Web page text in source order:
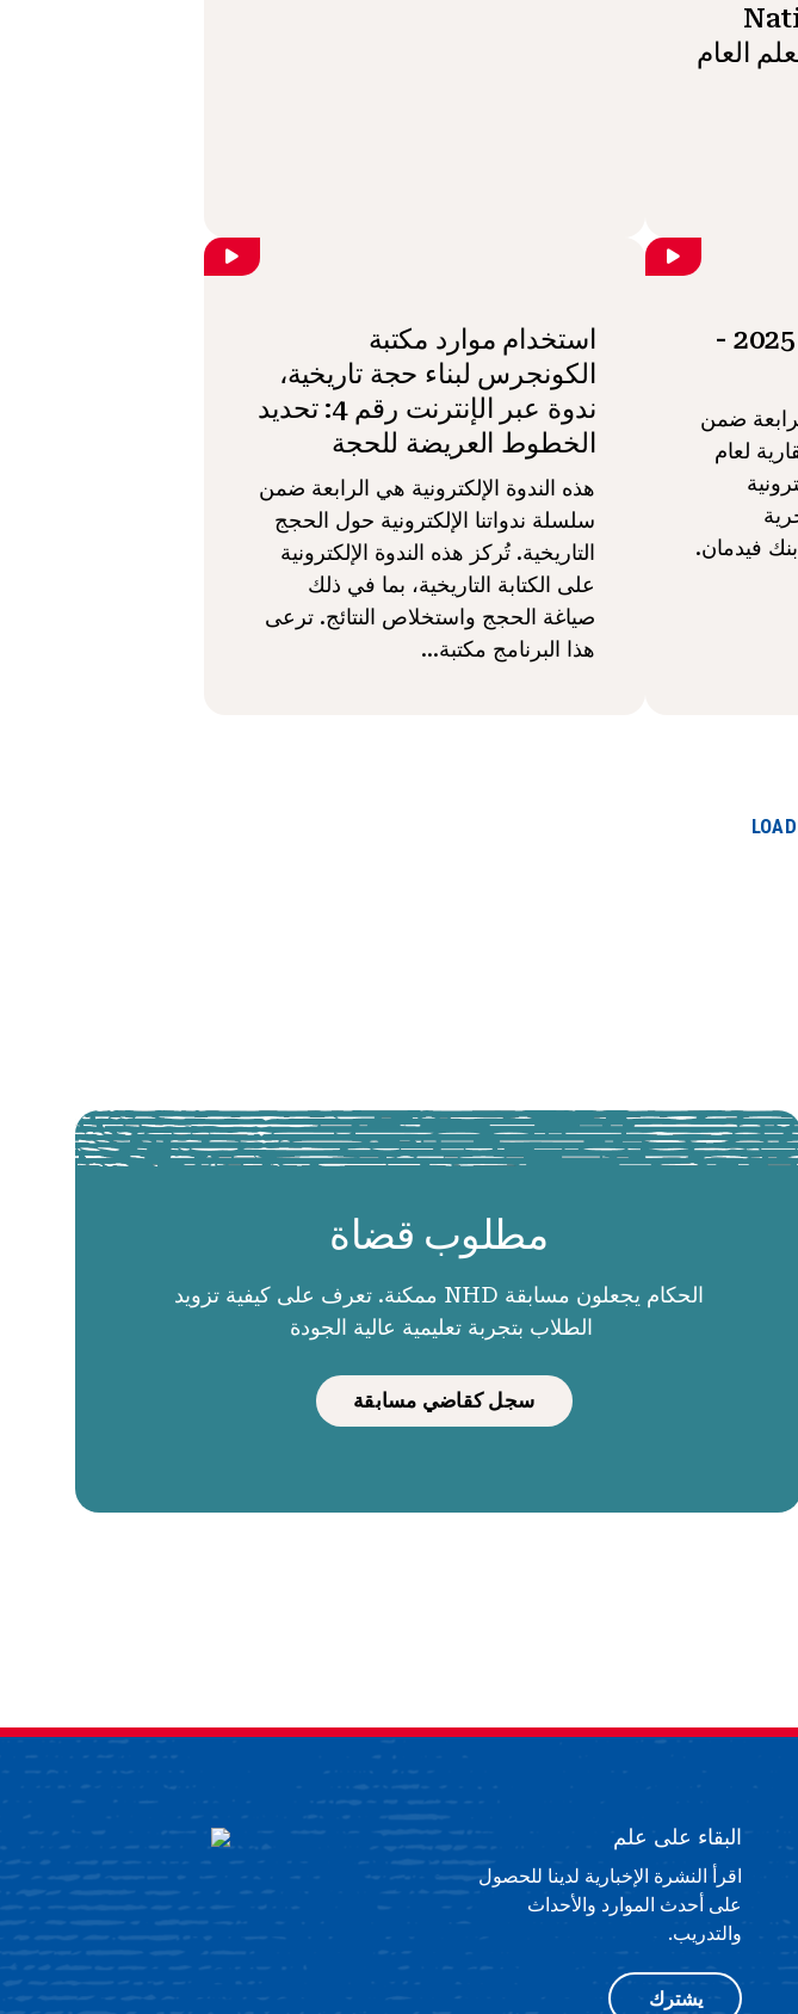
العام
مؤتمر الشباب القاري 2025 -
ضمن
لعام
فيدمان.
استخدام موارد مكتبة
الكونجرس لبناء حجة تاريخية،
ندوة عبر الإنترنت رقم 4: تحديد
الخطوط العريضة للحجة
هذه الندوة الإلكترونية هي الرابعة ضمن
سلسلة ندواتنا الإلكترونية حول الحجج
التاريخية. تُركز هذه الندوة الإلكترونية
على الكتابة التاريخية، بما في ذلك
صياغة الحجج واستخلاص النتائج. ترعى
هذا البرنامج مكتبة...
مطلوب قضاة
الحكام يجعلون مسابقة NHD ممكنة. تعرف على كيفية تزويد
الطلاب بتجربة تعليمية عالية الجودة
سجل كقاضي مسابقة
البقاء على علم
اقرأ النشرة الإخبارية لدينا للحصول
على أحدث الموارد والأحداث
والتدريب.
يشترك